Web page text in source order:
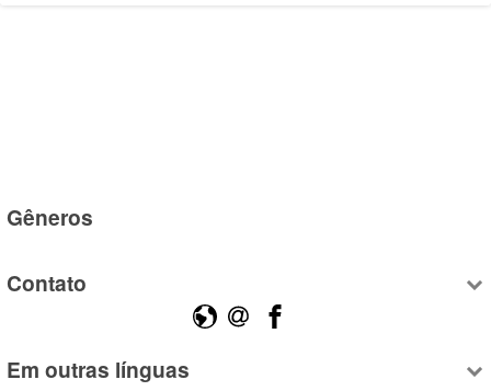
Gêneros
Contato
Em outras línguas